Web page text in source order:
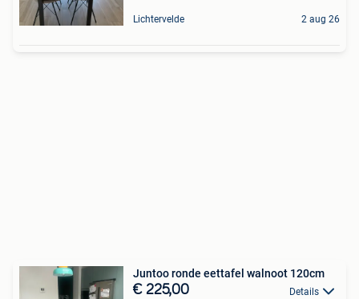
Lichtervelde 2 aug 26
Juntoo ronde eettafel walnoot 120cm
€ 225,00 Details